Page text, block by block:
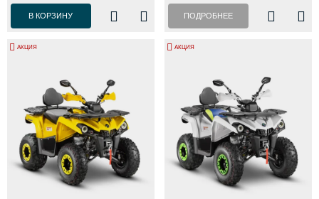
В КОРЗИНУ ПОДРОБНЕЕ
АКЦИЯ АКЦИЯ